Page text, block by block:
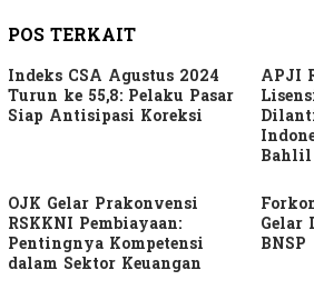
POS TERKAIT
Indeks CSA Agustus 2024
Turun ke 55,8: Pelaku Pasar
Siap Antisipasi Koreksi
APJI
Bahlil
OJK Gelar Prakonvensi
RSKKNI Pembiayaan:
Pentingnya Kompetensi
dalam Sektor Keuangan
Gelar
BNSP